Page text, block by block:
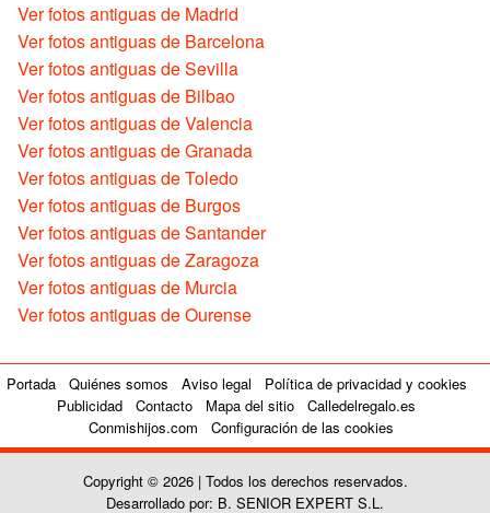
Ver fotos antiguas de Madrid
Ver fotos antiguas de Barcelona
Ver fotos antiguas de Sevilla
Ver fotos antiguas de Bilbao
Ver fotos antiguas de Valencia
Ver fotos antiguas de Granada
Ver fotos antiguas de Toledo
Ver fotos antiguas de Burgos
Ver fotos antiguas de Santander
Ver fotos antiguas de Zaragoza
Ver fotos antiguas de Murcia
Ver fotos antiguas de Ourense
Portada Quiénes somos Aviso legal
Política de privacidad y cookies
Publicidad
Contacto Mapa del sitio
Calledelregalo.es
Conmishijos.com
Configuración de las cookies
Copyright © 2026 | Todos los derechos reservados.
Desarrollado por: B. SENIOR EXPERT S.L.